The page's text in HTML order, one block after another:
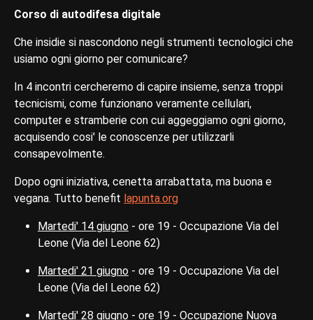
Corso di autodifesa digitale
Che insidie si nascondono negli strumenti tecnologici che
usiamo ogni giorno per comunicare?
In 4 incontri cercheremo di capire insieme, senza troppi
tecnicismi, come funzionano veramente cellulari,
computer e stramberie con cui aggeggiamo ogni giorno,
acquisendo cosi' le conoscenze per utilizzarli
consapevolmente.
Dopo ogni iniziativa, cenetta arrabattata, ma buona e
vegana. Tutto benefit lapunta.org
Martedi' 14 giugno - ore 19 - Occupazione Via del
Leone (Via del Leone 62)
Martedi' 21 giugno - ore 19 - Occupazione Via del
Leone (Via del Leone 62)
Martedi' 28 giugno - ore 19 - Occupazione Nuova